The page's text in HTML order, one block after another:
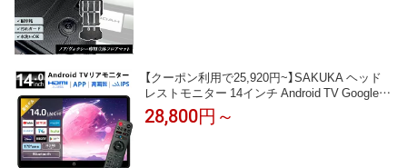
【クーポン利用で25,920円~】SAKUKA ヘッド
レストモニター 14インチ Android TV Google T
V 搭載 APP スマート リア モニター ネット 配
信 動画 IPS 全視角度 HDMI USB/SD 入力 ミラ
28,800円～